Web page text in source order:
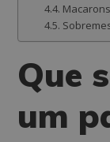
Macarons
Que
um